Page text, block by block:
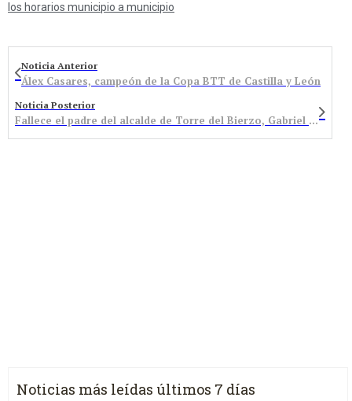
los horarios municipio a municipio
Noticia Anterior
Álex Casares, campeón de la Copa BTT de Castilla y León
Noticia Posterior
Fallece el padre del alcalde de Torre del Bierzo, Gabriel Folgado
Noticias más leídas últimos 7 días